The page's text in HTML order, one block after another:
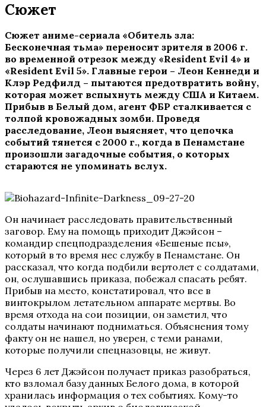
Сюжет
Сюжет аниме-сериала «Обитель зла:
Бесконечная тьма» переносит зрителя в 2006 г.
во временной отрезок между «Resident Evil 4» и
«Resident Evil 5». Главные герои – Леон Кеннеди и
Клэр Редфилд – пытаются предотвратить войну,
которая может вспыхнуть между США и Китаем.
Прибыв в Белый дом, агент ФБР сталкивается с
толпой кровожадных зомби. Проведя
расследование, Леон выясняет, что цепочка
событий тянется с 2000 г., когда в Пенамстане
произошли загадочные события, о которых
стараются не упоминать вслух.
Он начинает расследовать правительственный
заговор. Ему на помощь приходит Джэйсон –
командир спецподразделения «Бешеные псы»,
который в то время нес службу в Пенамстане. Он
рассказал, что когда подбили вертолет с солдатами,
он, ослушавшись приказа, побежал спасать ребят.
Прибыв на место, констатировал, что все в
винтокрылом летательном аппарате мертвы. Во
время отхода на сои позиции, он заметил, что
солдаты начинают подниматься. Объяснения тому
факту он не нашел, но уверен, с теми ранами,
которые получили спецназовцы, не живут.
Через 6 лет Джэйсон получает приказ разобраться,
кто взломал базу данных Белого дома, в которой
хранилась информация о тех событиях. Кому-то